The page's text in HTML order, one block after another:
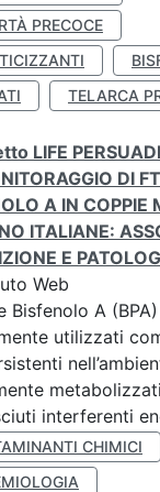
PRECOCE
TELARCA
LIFE
DI
A IN COPPIE
ITALIANE:
E
Web
Bisfenolo A
utilizzati
interferenti
CHIMICI